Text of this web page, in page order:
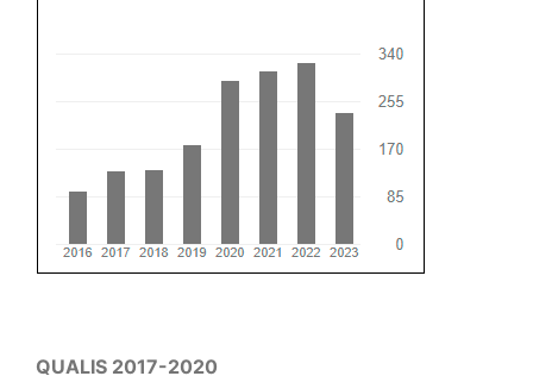
QUALIS 2017-2020